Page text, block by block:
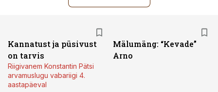
Kannatust ja püsivust
on tarvis
Riigivanem Konstantin Pätsi
arvamuslugu vabariigi 4.
aastapäeval
Mälumäng: “Kevade”
Arno